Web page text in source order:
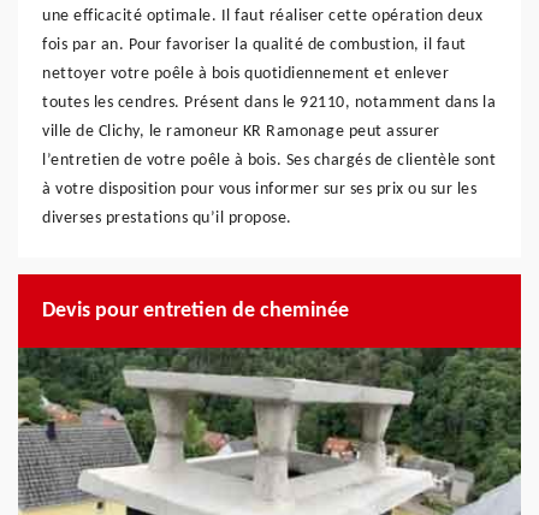
une efficacité optimale. Il faut réaliser cette opération deux
fois par an. Pour favoriser la qualité de combustion, il faut
nettoyer votre poêle à bois quotidiennement et enlever
toutes les cendres. Présent dans le 92110, notamment dans la
ville de Clichy, le ramoneur KR Ramonage peut assurer
l’entretien de votre poêle à bois. Ses chargés de clientèle sont
à votre disposition pour vous informer sur ses prix ou sur les
diverses prestations qu’il propose.
Devis pour entretien de cheminée